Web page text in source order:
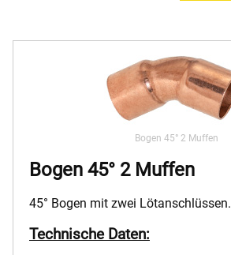
Bogen 45° 2 Muffen
Bogen 45° 2 Muffen
45° Bogen mit zwei Lötanschlüssen.
Technische Daten: